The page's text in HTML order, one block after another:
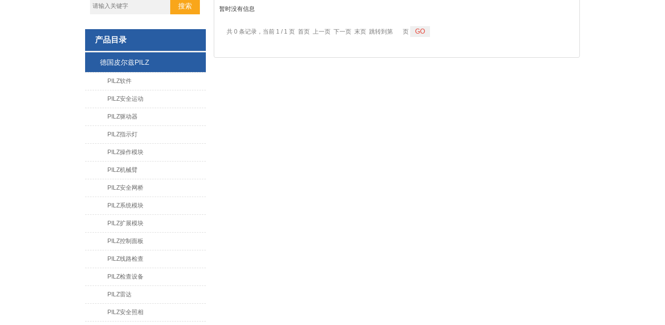
产品目录
德国皮尔兹PILZ
PILZ软件
PILZ安全运动
PILZ驱动器
PILZ指示灯
PILZ操作模块
PILZ机械臂
PILZ安全网桥
PILZ系统模块
PILZ扩展模块
PILZ控制面板
PILZ线路检查
PILZ检查设备
PILZ雷达
PILZ安全照相
暂时没有信息
共 0 条记录，当前 1 / 1 页 首页 上一页 下一页 末页 跳转到第 页